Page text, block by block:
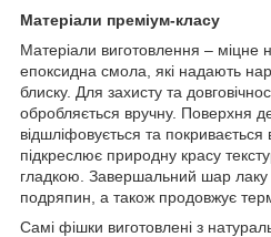
Матеріали преміум-класу
Матеріали виготовлення – міцне
епоксидна смола, які надають
блиску. Для захисту та
обробляється вручну. Поверхня
відшліфовується та
підкреслює природну красу
гладкою. Завершальний шар лаку
подряпин, а також продовжує
Самі фішки виготовлені з